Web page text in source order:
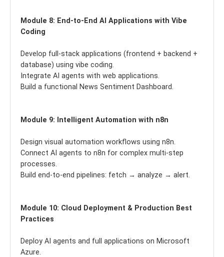
Module 8: End-to-End AI Applications with Vibe
Coding
Develop full-stack applications (frontend + backend +
database) using vibe coding.
Integrate AI agents with web applications.
Build a functional News Sentiment Dashboard.
Module 9: Intelligent Automation with n8n
Design visual automation workflows using n8n.
Connect AI agents to n8n for complex multi-step
processes.
Build end-to-end pipelines: fetch → analyze → alert.
Module 10: Cloud Deployment & Production Best
Practices
Deploy AI agents and full applications on Microsoft
Azure.